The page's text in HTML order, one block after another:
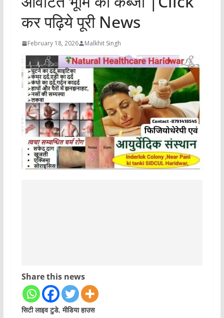
कर पढ़िये पूरी News
February 18, 2026 Malkhit Singh
Share this news
सिटी लाइव टुडे, मीडिया हाउस